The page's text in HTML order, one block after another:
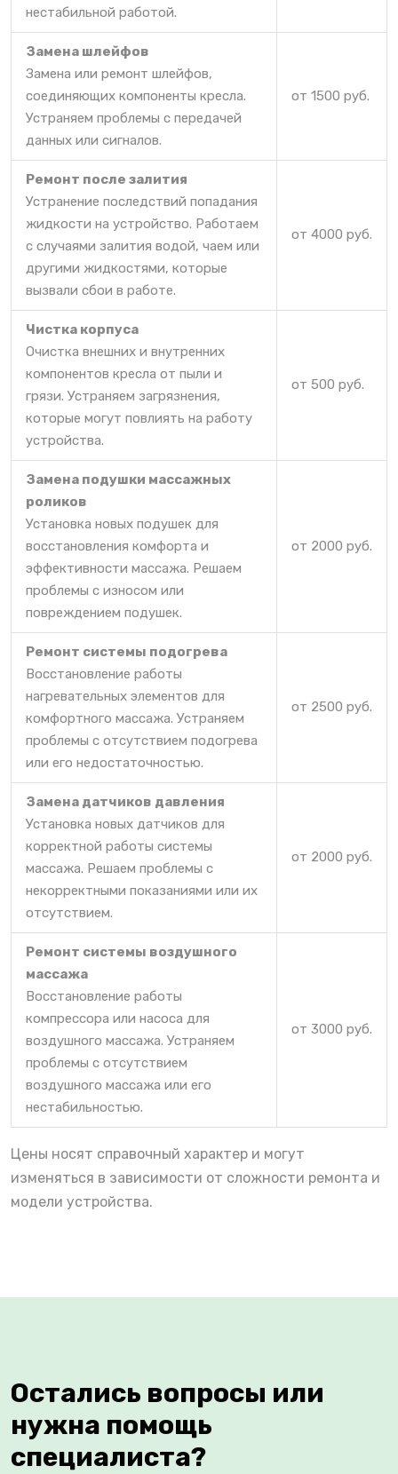
нестабильной работой.
Замена шлейфов
Замена или ремонт шлейфов,
соединяющих компоненты кресла.
Устраняем проблемы с передачей
данных или сигналов.
от 1500 руб.
Ремонт после залития
Устранение последствий попадания
жидкости на устройство. Работаем
с случаями залития водой, чаем или
другими жидкостями, которые
вызвали сбои в работе.
от 4000 руб.
Чистка корпуса
Очистка внешних и внутренних
компонентов кресла от пыли и
грязи. Устраняем загрязнения,
которые могут повлиять на работу
устройства.
от 500 руб.
Замена подушки массажных
роликов
Установка новых подушек для
восстановления комфорта и
эффективности массажа. Решаем
проблемы с износом или
повреждением подушек.
от 2000 руб.
Ремонт системы подогрева
Восстановление работы
нагревательных элементов для
комфортного массажа. Устраняем
проблемы с отсутствием подогрева
или его недостаточностью.
от 2500 руб.
Замена датчиков давления
Установка новых датчиков для
корректной работы системы
массажа. Решаем проблемы с
некорректными показаниями или их
отсутствием.
от 2000 руб.
Ремонт системы воздушного
массажа
Восстановление работы
компрессора или насоса для
воздушного массажа. Устраняем
проблемы с отсутствием
воздушного массажа или его
нестабильностью.
от 3000 руб.
Цены носят справочный характер и могут
изменяться в зависимости от сложности ремонта и
модели устройства.
Остались вопросы или
нужна помощь
специалиста?